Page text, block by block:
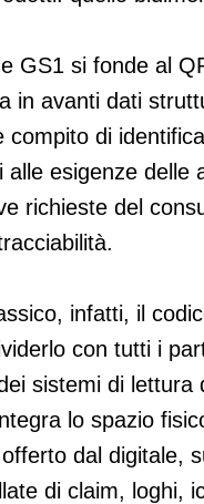
GS1 si fonde al
in avanti dati
compito di
esigenze delle
richieste del
infatti, il
con tutti i
sistemi di
lo spazio
dal digitale,
di claim, loghi,